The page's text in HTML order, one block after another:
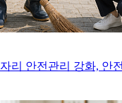
리 안전관리 강화, 안